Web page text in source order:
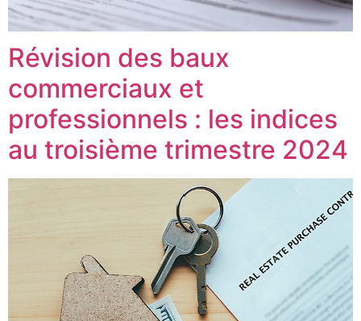
Révision des baux
commerciaux et
professionnels : les indices
au troisième trimestre 2024